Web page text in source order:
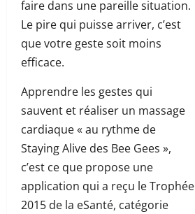
faire dans une pareille situation.
Le pire qui puisse arriver, c’est
que votre geste soit moins
efficace.
Apprendre les gestes qui
sauvent et réaliser un massage
cardiaque « au rythme de
Staying Alive des Bee Gees »,
c’est ce que propose une
application qui a reçu le Trophée
2015 de la eSanté, catégorie